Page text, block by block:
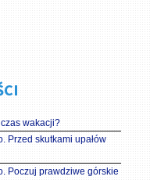
wakacji?
Przed skutkami upałów
Poczuj prawdziwe górskie